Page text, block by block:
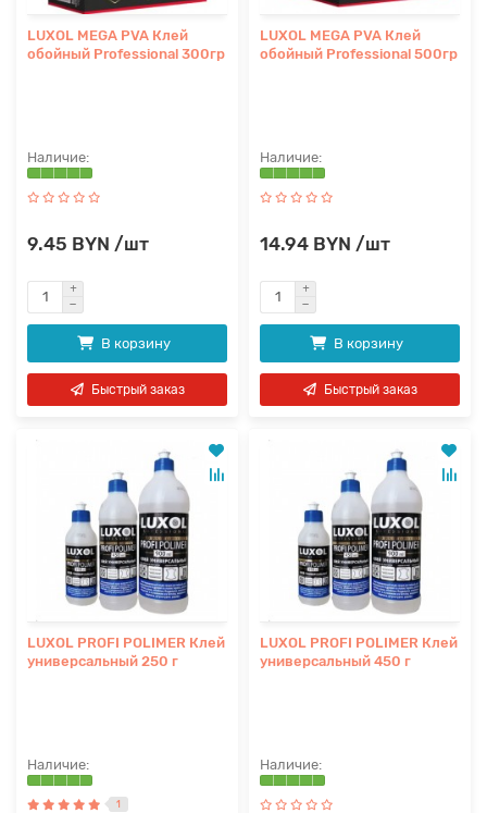
LUXOL MEGA PVA Клей
обойный Professional 300гр
9.45 BYN /шт
В корзину
Быстрый заказ
LUXOL MEGA PVA Клей
обойный Professional 500гр
14.94 BYN /шт
В корзину
Быстрый заказ
LUXOL PROFI POLIMER Клей
универсальный 250 г
1
LUXOL PROFI POLIMER Клей
универсальный 450 г